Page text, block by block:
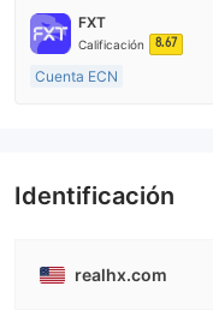
Licencia completa de MT4
FXT
Calificación 8.67
Cuenta ECN
Licencia completa de MT4
Identificación
realhx.com